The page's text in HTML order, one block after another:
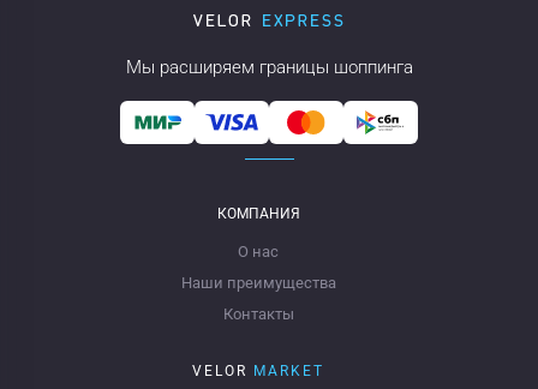
Мы расширяем границы шоппинга
КОМПАНИЯ
О нас
Наши преимущества
Контакты
VELOR MARKET